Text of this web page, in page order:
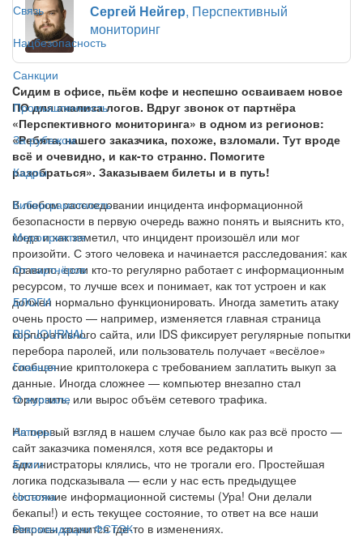
Связь
Нацбезопасность
Санкции
Промышленность
За рубежом
Кадры
Киберграмотность
Мероприятия
От партнёров
БЛОГИ
BIS JOURNAL
Главная
О журнале
Авторы
Блоги
Читалка
Рекомендации ФСТЭК
Сергей Нейгер, Перспективный
мониторинг
Cидим в офисе, пьём кофе и неспешно осваиваем новое
ПО для анализа логов. Вдруг звонок от партнёра
«Перспективного мониторинга» в одном из регионов:
«Ребята, нашего заказчика, похоже, взломали. Тут вроде
всё и очевидно, и как-то странно. Помогите
разобраться». Заказываем билеты и в путь!
В любом расследовании инцидента информационной
безопасности в первую очередь важно понять и выяснить кто,
когда и как заметил, что инцидент произошёл или мог
произойти. С этого человека и начинается расследования: как
правило, если кто-то регулярно работает с информационным
ресурсом, то лучше всех и понимает, как тот устроен и как
должен нормально функционировать. Иногда заметить атаку
очень просто — например, изменяется главная страница
корпоративного сайта, или IDS фиксирует регулярные попытки
перебора паролей, или пользователь получает «весёлое»
сообщение криптолокера с требованием заплатить выкуп за
данные. Иногда сложнее — компьютер внезапно стал
тормозить, или вырос объём сетевого трафика.
На первый взгляд в нашем случае было как раз всё просто —
сайт заказчика поменялся, хотя все редакторы и
администраторы клялись, что не трогали его. Простейшая
логика подсказывала — если у нас есть предыдущее
состояние информационной системы (Ура! Они делали
бекапы!) и есть текущее состояние, то ответ на все наши
вопросы хранится где-то в изменениях.